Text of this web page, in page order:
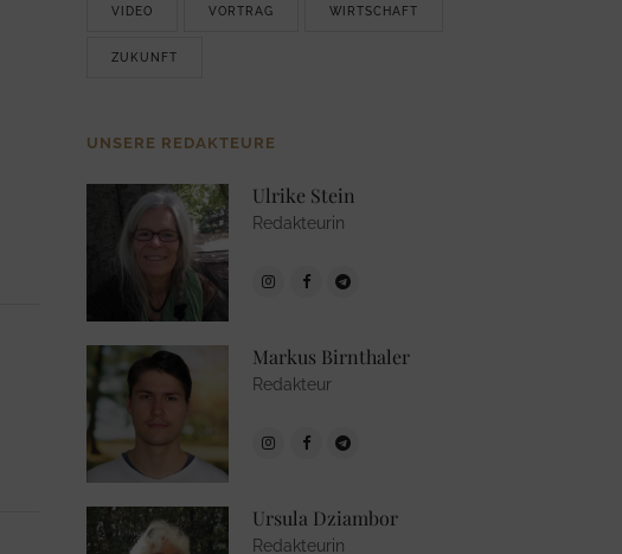
VIDEO VORTRAG WIRTSCHAFT
ZUKUNFT
UNSERE REDAKTEURE
Ulrike Stein
Redakteurin
Markus Birnthaler
Redakteur
Ursula Dziambor
Redakteurin